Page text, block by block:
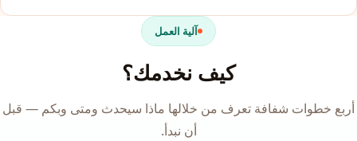
آلية العمل
كيف نخدمك؟
أربع خطوات شفافة تعرف من خلالها ماذا سيحدث ومتى وبكم — قبل
أن نبدأ.